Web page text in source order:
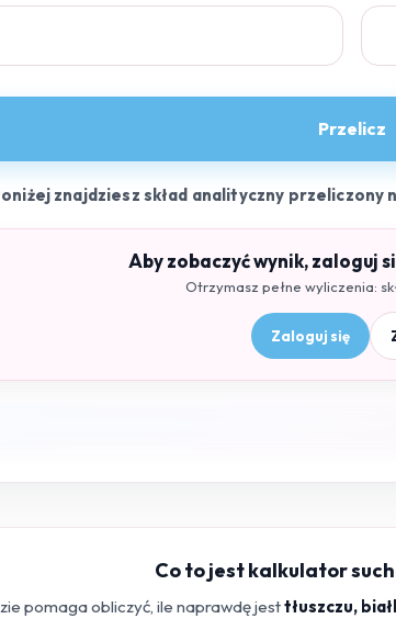
Przelicz
znajdziesz skład analityczny przeliczony
Aby zobaczyć wynik, zaloguj
Otrzymasz pełne wyliczenia:
Zaloguj się
Co to jest kalkulator
pomaga obliczyć, ile naprawdę jesttłuszczu,